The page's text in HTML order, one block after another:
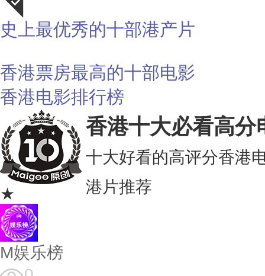
史上最优秀的十部港产片
香港票房最高的十部电影
香港电影排行榜
★
香港十大必看高分
十大好看的高评分香港
港片推荐
M娱乐榜